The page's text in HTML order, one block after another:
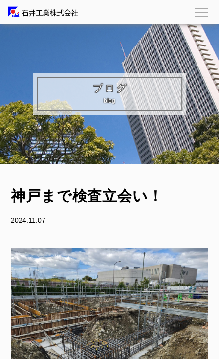
ブログ
blog
神戸まで検査立会い！
2024.11.07